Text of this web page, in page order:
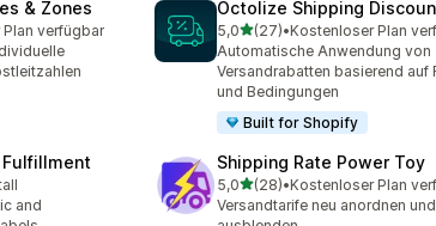
& Zones
verfügbar
Octolize Shipping
5,0von 5 Sternen
(27)
27 Rezensionen insgesamt
•Kostenloser Plan
Automatische Anwendung von
Versandrabatten basierend auf
und Bedingungen
Built for Shopify
Fulfillment
and
Shipping Rate Power Toy
5,0von 5 Sternen
(28)
28 Rezensionen insgesamt
•Kostenloser Plan
Versandtarife neu anordnen und